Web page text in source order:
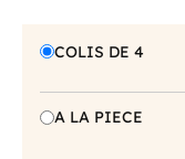
COLIS DE 4
A LA PIECE